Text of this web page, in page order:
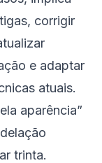
corrigir
e adaptar
atuais.
aparência”
trinta.